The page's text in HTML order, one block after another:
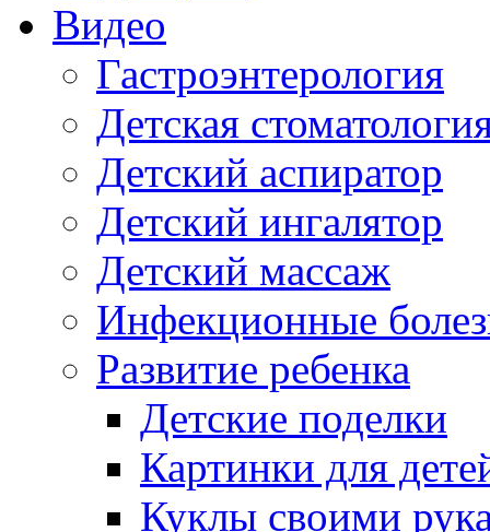
Видео
Гастроэнтерология
Детская
Детский аспиратор
Детский ингалятор
Детский массаж
Инфекционные
Развитие ребенка
Детские поделки
Картинки для
Куклы своими